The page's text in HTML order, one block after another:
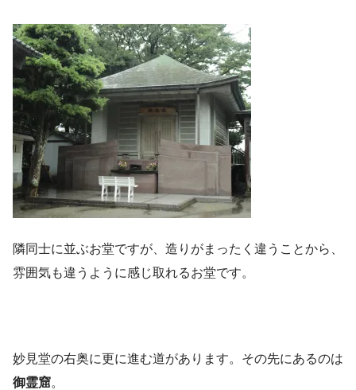
隣同士に並ぶお堂ですが、造りがまったく違うことから、
雰囲気も違うように感じ取れるお堂です。
妙見堂の右奥に更に進む道があります。その先にあるのは
御霊窟。